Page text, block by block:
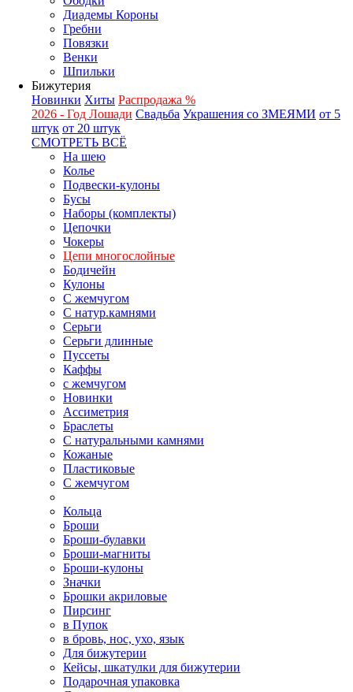
Диадемы Короны
Гребни
Повязки
Венки
Шпильки
Бижутерия
Новинки Хиты Распродажа %
2026 - Год Лошади Свадьба Украшения со ЗМЕЯМИ от 5
штук от 20 штук
СМОТРЕТЬ ВСЁ
На шею
Колье
Подвески-кулоны
Бусы
Наборы (комплекты)
Цепочки
Чокеры
Цепи многослойные
Бодичейн
Кулоны
С жемчугом
С натур.камнями
Серьги
Серьги длинные
Пуссеты
Каффы
с жемчугом
Новинки
Ассиметрия
Браслеты
С натуральными камнями
Кожаные
Пластиковые
С жемчугом
Кольца
Броши
Броши-булавки
Броши-магниты
Броши-кулоны
Значки
Брошки акриловые
Пирсинг
в Пупок
в бровь, нос, ухо, язык
Для бижутерии
Кейсы, шкатулки для бижутерии
Подарочная упаковка